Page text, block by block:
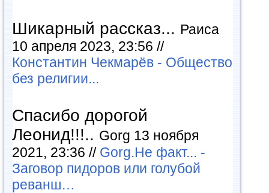
Шикарный рассказ... Раиса
10 апреля 2023, 23:56 //
Константин Чекмарёв - Общество
без религии...
Спасибо дорогой
Леонид!!!.. Gorg 13 ноября
2021, 23:36 // Gorg.Не факт... -
Заговор пидоров или голубой
реванш…